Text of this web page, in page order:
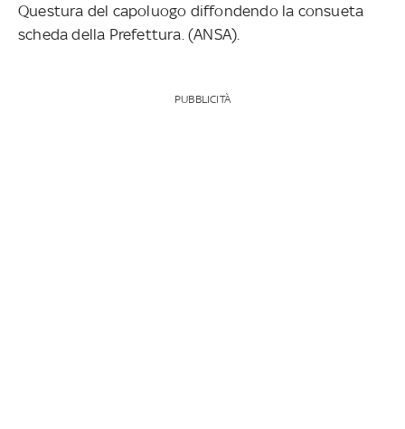
Questura del capoluogo diffondendo la consueta
scheda della Prefettura. (ANSA).
PUBBLICITÀ